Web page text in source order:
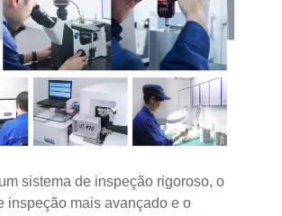
sistema de inspeção rigoroso, o
inspeção mais avançado e o